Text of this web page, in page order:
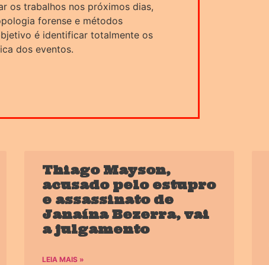
os trabalhos nos próximos dias,
forense e métodos
é identificar totalmente os
dos eventos.
Thiago Mayson,
acusado pelo estupro
e assassinato de
Janaína Bezerra, vai
a julgamento
LEIA MAIS »